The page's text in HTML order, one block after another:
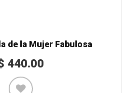
de la Mujer Fabulosa
440.00